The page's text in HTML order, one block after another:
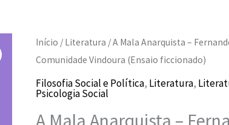
Início / Literatura / A Mala Anarquista –
Comunidade Vindoura (Ensaio ficcionado)
Filosofia Social e Política, Literatura,
Psicologia Social
A Mala Anarquista –
O
preço
O
preço
Quantidade
de
A
Mala
Anarquista